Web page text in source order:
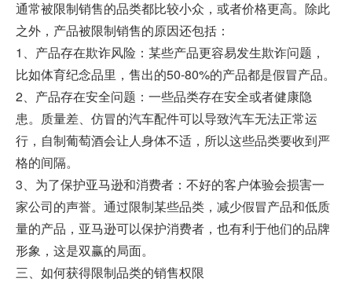
通常被限制销售的品类都比较小众，或者价格更高。除此
之外，产品被限制销售的原因还包括：
1、产品存在欺诈风险：某些产品更容易发生欺诈问题，
比如体育纪念品里，售出的50-80%的产品都是假冒产品。
2、产品存在安全问题：一些品类存在安全或者健康隐
患。质量差、仿冒的汽车配件可以导致汽车无法正常运
行，自制葡萄酒会让人身体不适，所以这些品类要收到严
格的间隔。
3、为了保护亚马逊和消费者：不好的客户体验会损害一
家公司的声誉。通过限制某些品类，减少假冒产品和低质
量的产品，亚马逊可以保护消费者，也有利于他们的品牌
形象，这是双赢的局面。
三、如何获得限制品类的销售权限